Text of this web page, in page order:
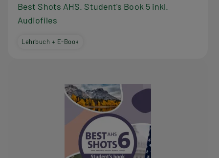
Best Shots AHS. Student's Book 5 inkl.
Audiofiles
Lehrbuch + E-Book